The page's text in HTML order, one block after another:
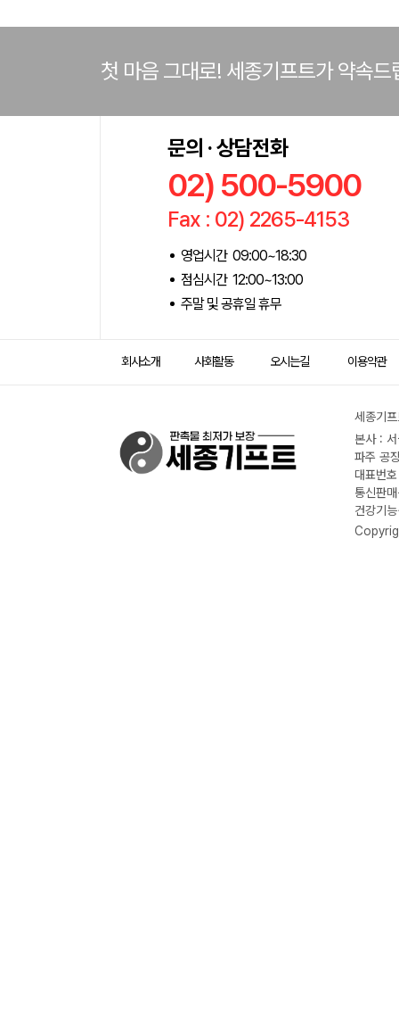
첫 마음 그대로! 세종기프트가 약속드
문의 · 상담전화
02) 500-5900
Fax : 02) 2265-4153
영업시간 09:00~18:30
점심시간 12:00~13:00
주말 및 공휴일 휴무
회사소개 사회활동 오시는길 이용약관
세종기
본사 :
파주 공
대표번
통신판
건강기